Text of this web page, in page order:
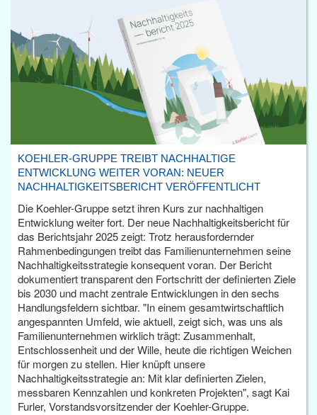
KOEHLER-GRUPPE TREIBT NACHHALTIGE
ENTWICKLUNG WEITER VORAN: NEUER
NACHHALTIGKEITSBERICHT VERÖFFENTLICHT
Die Koehler-Gruppe setzt ihren Kurs zur nachhaltigen
Entwicklung weiter fort. Der neue Nachhaltigkeitsbericht für
das Berichtsjahr 2025 zeigt: Trotz herausfordernder
Rahmenbedingungen treibt das Familienunternehmen seine
Nachhaltigkeitsstrategie konsequent voran. Der Bericht
dokumentiert transparent den Fortschritt der definierten Ziele
bis 2030 und macht zentrale Entwicklungen in den sechs
Handlungsfeldern sichtbar. "In einem gesamtwirtschaftlich
angespannten Umfeld, wie aktuell, zeigt sich, was uns als
Familienunternehmen wirklich trägt: Zusammenhalt,
Entschlossenheit und der Wille, heute die richtigen Weichen
für morgen zu stellen. Hier knüpft unsere
Nachhaltigkeitsstrategie an: Mit klar definierten Zielen,
messbaren Kennzahlen und konkreten Projekten", sagt Kai
Furler, Vorstandsvorsitzender der Koehler-Gruppe.